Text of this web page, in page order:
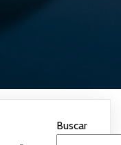
Buscar